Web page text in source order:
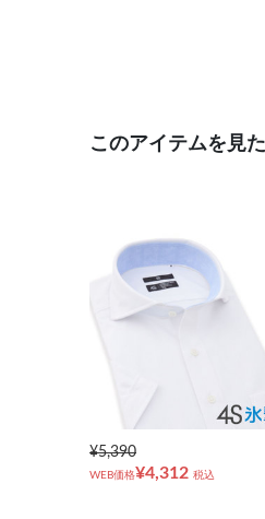
このアイテムを見
¥5,390
WEB価格¥4,312 税込